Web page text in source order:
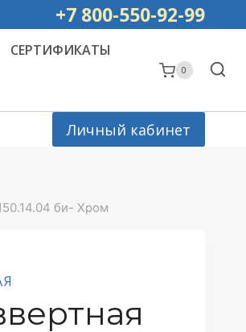
+7 800-550-92-99
СЕРТИФИКАТЫ
0
Личный кабинет
би- Хром